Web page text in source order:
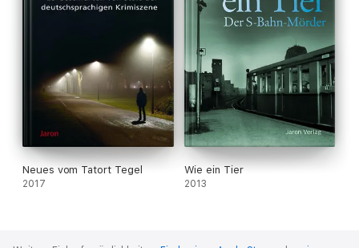
Neues vom Tatort Tegel
2017
Wie ein Tier
2013